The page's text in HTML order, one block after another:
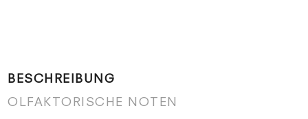
BESCHREIBUNG
OLFAKTORISCHE NOTEN